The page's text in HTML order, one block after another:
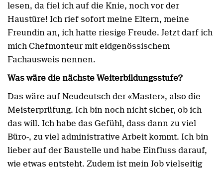
lesen, da fiel ich auf die Knie, noch vor der
Haustüre! Ich rief sofort meine Eltern, meine
Freundin an, ich hatte riesige Freude. Jetzt darf ich
mich Chefmonteur mit eidgenössischem
Fachausweis nennen.
Was wäre die nächste Weiterbildungsstufe?
Das wäre auf Neudeutsch der «Master», also die
Meisterprüfung. Ich bin noch nicht sicher, ob ich
das will. Ich habe das Gefühl, dass dann zu viel
Büro-, zu viel administrative Arbeit kommt. Ich bin
lieber auf der Baustelle und habe Einfluss darauf,
wie etwas entsteht. Zudem ist mein Job vielseitig